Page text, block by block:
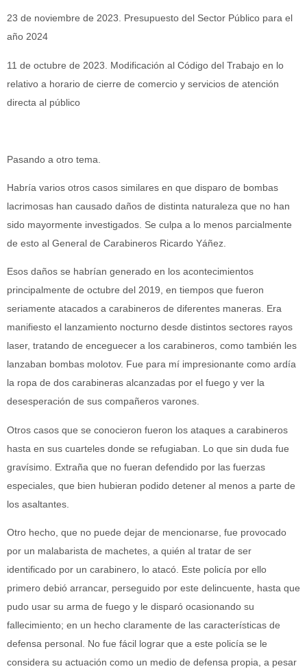
23 de noviembre de 2023. Presupuesto del Sector Público para el
año 2024
11 de octubre de 2023. Modificación al Código del Trabajo en lo
relativo a horario de cierre de comercio y servicios de atención
directa al público
Pasando a otro tema.
Habría varios otros casos similares en que disparo de bombas
lacrimosas han causado daños de distinta naturaleza que no han
sido mayormente investigados. Se culpa a lo menos parcialmente
de esto al General de Carabineros Ricardo Yáñez.
Esos daños se habrían generado en los acontecimientos
principalmente de octubre del 2019, en tiempos que fueron
seriamente atacados a carabineros de diferentes maneras. Era
manifiesto el lanzamiento nocturno desde distintos sectores rayos
laser, tratando de enceguecer a los carabineros, como también les
lanzaban bombas molotov. Fue para mí impresionante como ardía
la ropa de dos carabineras alcanzadas por el fuego y ver la
desesperación de sus compañeros varones.
Otros casos que se conocieron fueron los ataques a carabineros
hasta en sus cuarteles donde se refugiaban. Lo que sin duda fue
gravísimo. Extraña que no fueran defendido por las fuerzas
especiales, que bien hubieran podido detener al menos a parte de
los asaltantes.
Otro hecho, que no puede dejar de mencionarse, fue provocado
por un malabarista de machetes, a quién al tratar de ser
identificado por un carabinero, lo atacó. Este policía por ello
primero debió arrancar, perseguido por este delincuente, hasta que
pudo usar su arma de fuego y le disparó ocasionando su
fallecimiento; en un hecho claramente de las características de
defensa personal. No fue fácil lograr que a este policía se le
considera su actuación como un medio de defensa propia, a pesar